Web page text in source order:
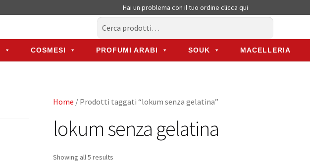
Hai un problema con il tuo ordine clicca qui
COSMESI PROFUMI ARABI SOUK MACELLERIA
Home / Prodotti taggati “lokum senza gelatina”
lokum senza gelatina
Showing all 5 results